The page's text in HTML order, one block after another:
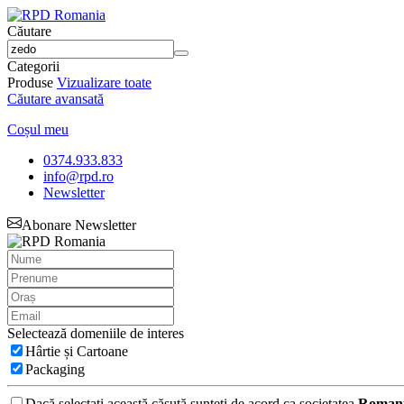
Căutare
Categorii
Produse Vizualizare toate
Căutare avansată
Coșul meu
0374.933.833
info@rpd.ro
Newsletter
Abonare Newsletter
Selectează domeniile de interes
Hârtie și Cartoane
Packaging